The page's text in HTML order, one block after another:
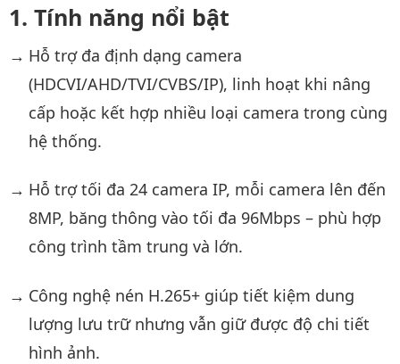
Tính năng nổi bật
Hỗ trợ đa định dạng camera
(HDCVI/AHD/TVI/CVBS/IP), linh hoạt khi nâng
cấp hoặc kết hợp nhiều loại camera trong cùng
hệ thống.
Hỗ trợ tối đa 24 camera IP, mỗi camera lên đến
8MP, băng thông vào tối đa 96Mbps – phù hợp
công trình tầm trung và lớn.
Công nghệ nén H.265+ giúp tiết kiệm dung
lượng lưu trữ nhưng vẫn giữ được độ chi tiết
hình ảnh.